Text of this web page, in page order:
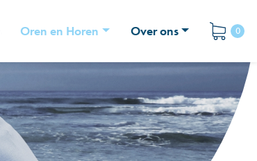
Oren en Horen Over ons 0